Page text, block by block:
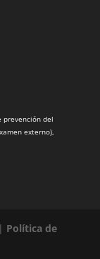
prevención del
externo),
| Política de